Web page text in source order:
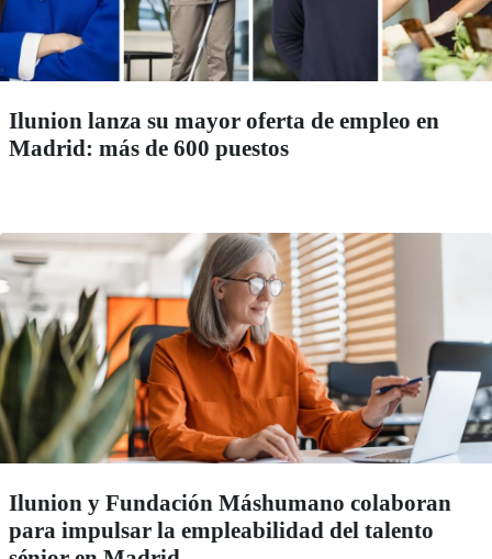
Ilunion lanza su mayor oferta de empleo en
Madrid: más de 600 puestos
Ilunion y Fundación Máshumano colaboran
para impulsar la empleabilidad del talento